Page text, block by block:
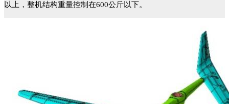
以上， 整机结构重量控制在600公斤以下。